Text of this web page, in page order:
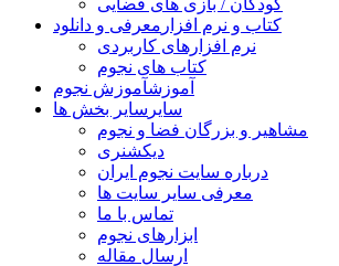
کتاب و نرم افزار معرفی و دانلود
نرم افزارهای کاربردی
کتاب های نجوم
آموزشآموزش نجوم
سایر سایر بخش ها
مشاهیر و بزرگان فضا و نجوم
دیکشنری
درباره سایت نجوم ایران
معرفی سایر سایت ها
تماس با ما
ابزارهای نجوم
ارسال مقاله